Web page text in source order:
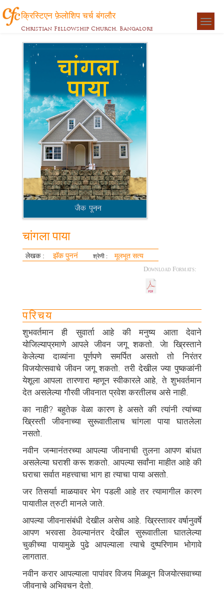
क्रिस्टिएन फ़ेलोशिप चर्च बंगलौर
Christian Fellowship Church, Bangalore
चांगला पाया
लेखक : झॅक पुननं श्रेणी : मूलभूत सत्य
Download Formats:
परिचय
शुभवर्तमान ही सुवार्ता आहे की मनुष्य आता देवाने
योजिल्याप्रमाणे आपले जीवन जगू शकतो. जेा ख्रिस्ताने
केलेल्या दाव्यांना पूर्णपणे समर्पित असतो तो निरंतर
विजयोत्सवाचे जीवन जगू शकतो. तरी देखील ज्या पुष्कळांनी
येशूला आपला तारणारा म्हणून स्वीकारले आहे, ते शुभवर्तमान
देत असलेल्या गौरवी जीवनात प्रवेश करतीलच असे नाही.
का नाही? बहुतेक वेळा कारण हे असते की त्यांनी त्यांच्या
ख्रिस्ती जीवनाच्या सुरूवातीलाच चांगला पाया घातलेला
नसतो.
नवीन जन्मानंतरच्या आपल्या जीवनाची तुलना आपण बांधत
असलेल्या घराशी करू शकतो. आपल्या सर्वांना माहीत आहे की
घराचा सर्वात महत्त्वाचा भाग हा त्याचा पाया असतो.
जर तिसर्याा माळयावर भेग पडली आहे तर त्यामागील कारण
पायातील त्रुटी मानले जाते.
आपल्या जीवनासंबंधी देखील असेच आहे. ख्रिस्तावर वर्षानुवर्षे
आपण भरवसा ठेवल्यानंतर देखील सुरूवातीला घातलेल्या
चुकीच्या पायामुळे पुढे आपल्याला त्याचे दुष्परिणाम भोगावे
लागतात.
नवीन करार आपल्याला पापांवर विजय मिळवून विजयोत्सवाच्या
जीवनाचे अभिवचन देतो.